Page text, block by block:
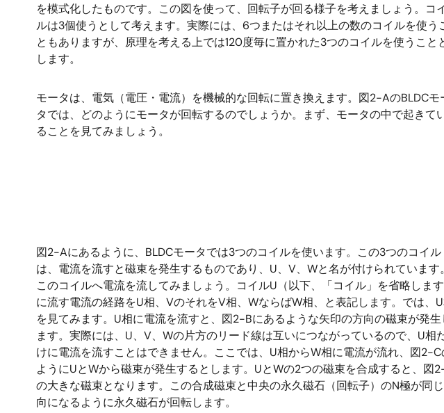
を模式化したものです。この図を使って、回転子が回る様子を考えましょう。コ
ルは3個使うとして考えます。実際には、6つまたはそれ以上の数のコイルを使う
ともありますが、原理を考える上では120度毎に置かれた3つのコイルを使うこと
します。
モータは、電気（電圧・電流）を機械的な回転に置き換えます。図2-AのBLDCモ
タでは、どのようにモータが回転するのでしょうか。まず、モータの中で起きて
ることを見てみましょう。
図2-Aにあるように、BLDCモータでは3つのコイルを使います。この3つのコイル
は、電流を流すと磁束を発生するものであり、U、V、Wと名が付けられています。
このコイルへ電流を流してみましょう。コイルU（以下、「コイル」を省略します
に流す電流の経路をU相、VのそれをV相、WならばW相、と表記します。では、
を見てみます。U相に電流を流すと、図2-Bにあるような矢印の方向の磁束が発生
ます。実際には、U、V、Wの片方のリード線は互いにつながっているので、U相
けに電流を流すことはできません。ここでは、U相からW相に電流が流れ、図2-C
ようにUとWから磁束が発生するとします。UとWの2つの磁束を合成すると、図
の大きな磁束となります。この合成磁束と中央の永久磁石（回転子）のN極が同
向になるように永久磁石が回転します。